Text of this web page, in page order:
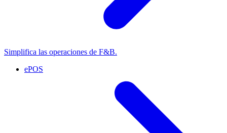
Simplifica las operaciones de F&B.
ePOS